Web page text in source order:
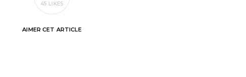
45 LIKES
AIMER CET ARTICLE